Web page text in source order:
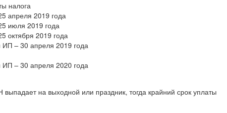
налога
апреля 2019 года
июля 2019 года
октября 2019 года
ИП – 30 апреля 2019 года
ИП – 30 апреля 2020 года
на выходной или праздник, тогда крайний срок уплаты